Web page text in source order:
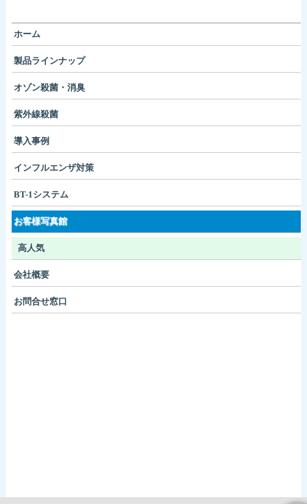
ホーム
製品ラインナップ
オゾン殺菌・消臭
紫外線殺菌
導入事例
インフルエンザ対策
BT-1システム
お客様写真館
高人気
会社概要
お問合せ窓口